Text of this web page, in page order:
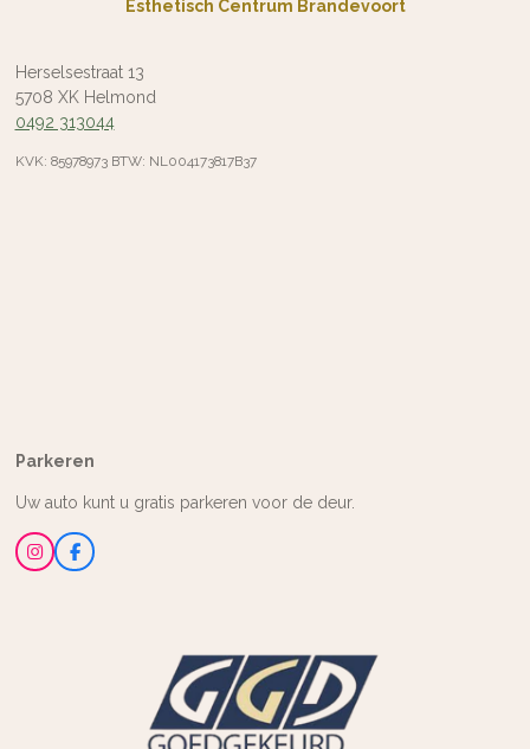
Esthetisch Centrum Brandevoort
Herselsestraat 13
5708 XK Helmond
0492 313044
KVK: 85978973 BTW: NL004173817B37
Parkeren
Uw auto kunt u gratis parkeren voor de deur.
I
n
F
a